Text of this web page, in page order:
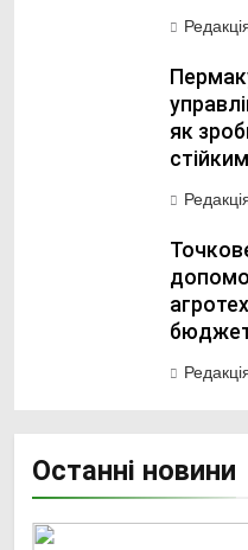
як
Останні новини